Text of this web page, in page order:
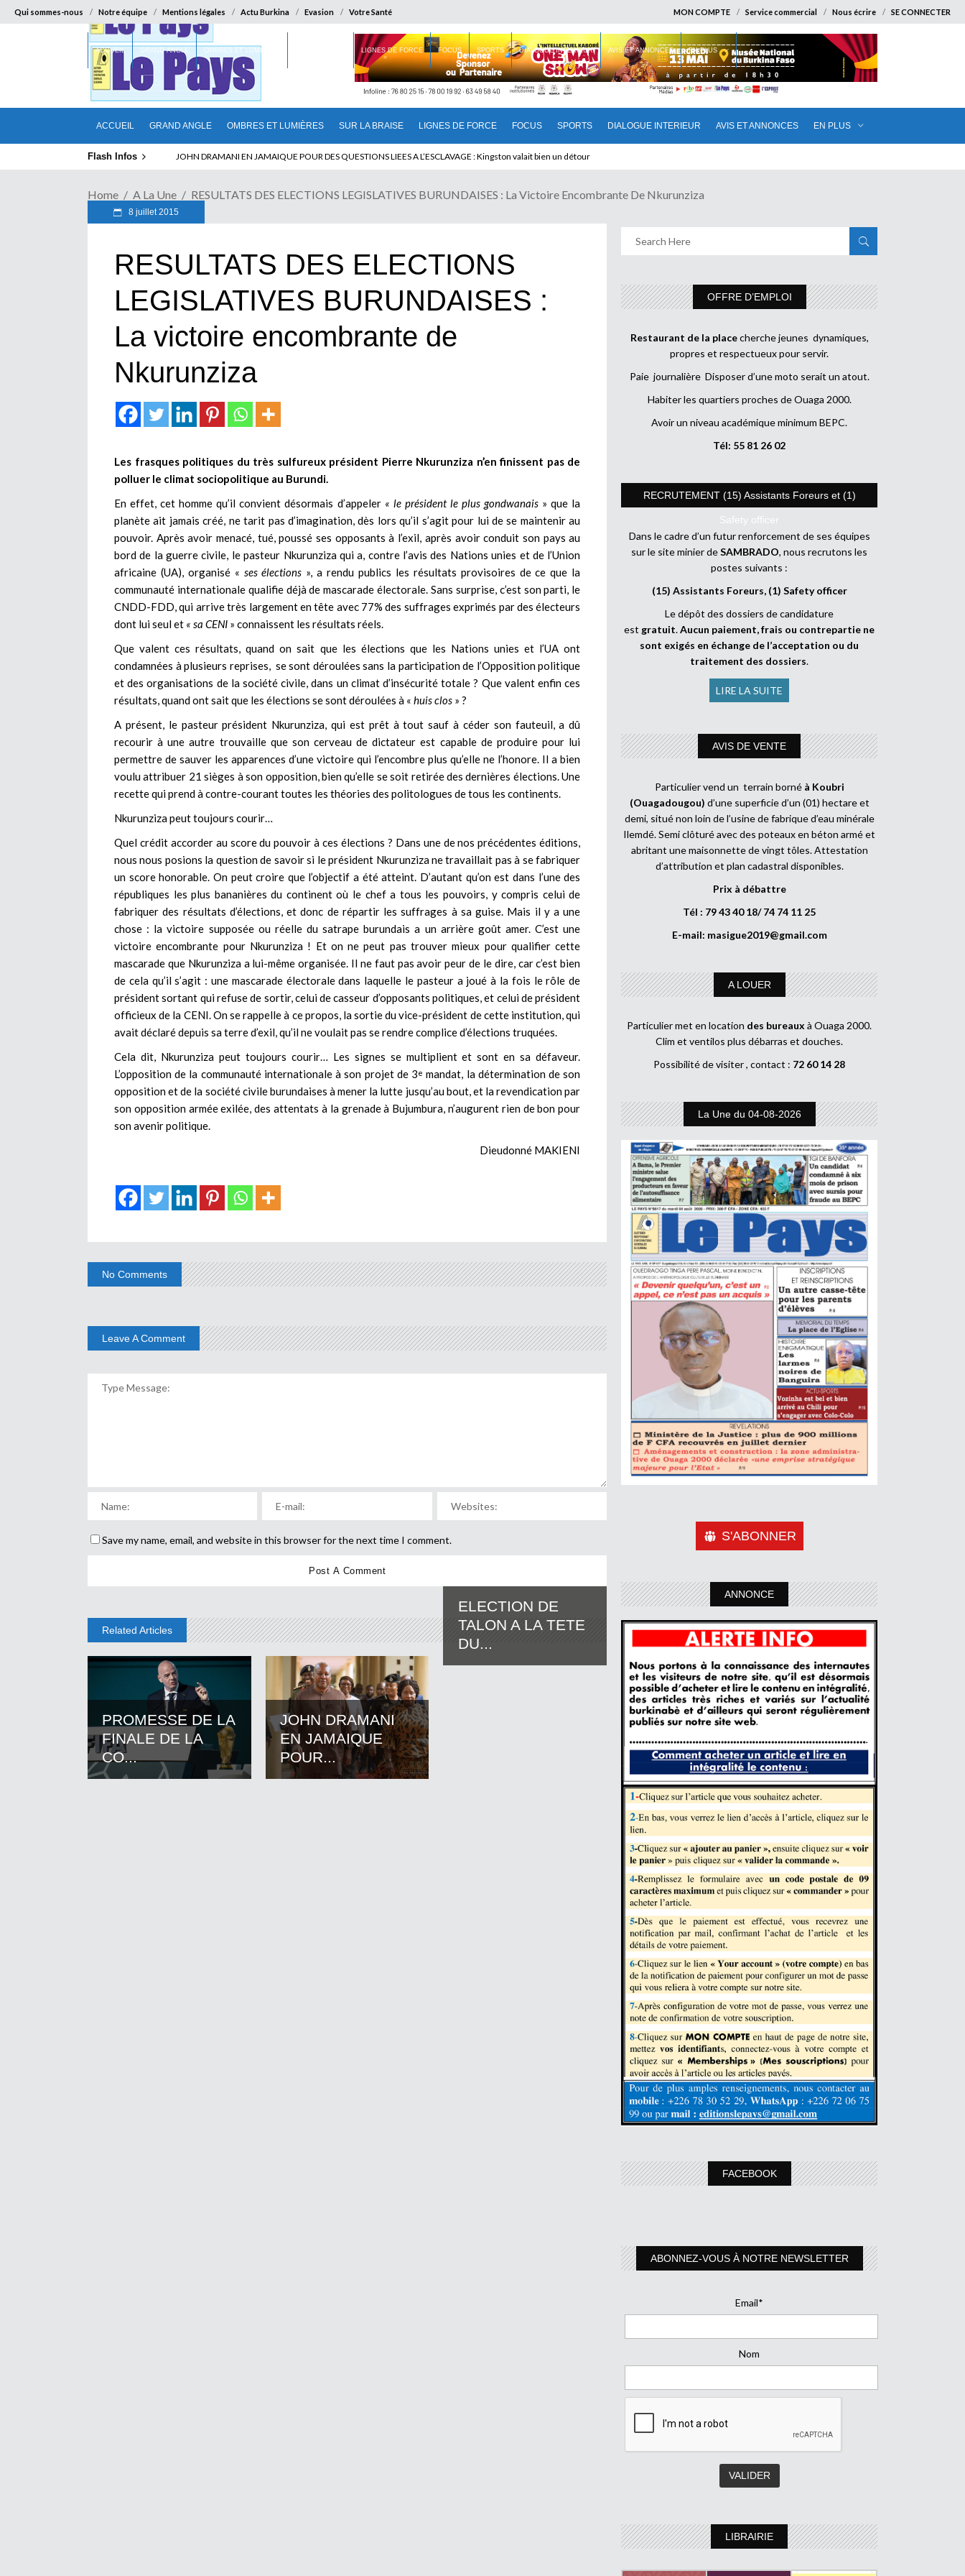
Qui sommes-nous Notre équipe Mentions légales Actu Burkina Evasion Votre Santé MON COMPTE Service commercial Nous écrire SE CONNECTER
ACCUEIL GRAND ANGLE OMBRES ET LUMIÈRES SUR LA BRAISE LIGNES DE FORCE FOCUS SPORTS DIALOGUE INTERIEUR AVIS ET ANNONCES EN PLUS
ACCUEIL GRAND ANGLE OMBRES ET LUMIÈRES LIGNES DE FORCE FOCUS SPORTS DIALOGUE INTERIEUR AVIS ET ANNONCES EN PLUS
Flash Infos ELECTION DE TALON A LA TETE DU SENAT BENINOIS : Quand Patrice quitte le pouvoir sans partir !
Home A La Une RESULTATS DES ELECTIONS LEGISLATIVES BURUNDAISES : La Victoire Encombrante De Nkurunziza
8 juillet 2015
RESULTATS DES ELECTIONS
LEGISLATIVES BURUNDAISES :
La victoire encombrante de
Nkurunziza
Les frasques politiques du très sulfureux président Pierre Nkurunziza n’en finissent pas de
polluer le climat sociopolitique au Burundi.
En effet, cet homme qu’il convient désormais d’appeler « le président le plus gondwanais » que la
planète ait jamais créé, ne tarit pas d’imagination, dès lors qu’il s’agit pour lui de se maintenir au
pouvoir. Après avoir menacé, tué, poussé ses opposants à l’exil, après avoir conduit son pays au
bord de la guerre civile, le pasteur Nkurunziza qui a, contre l’avis des Nations unies et de l’Union
africaine (UA), organisé « ses élections », a rendu publics les résultats provisoires de ce que la
communauté internationale qualifie déjà de mascarade électorale. Sans surprise, c’est son parti, le
CNDD-FDD, qui arrive très largement en tête avec 77% des suffrages exprimés par des électeurs
dont lui seul et « sa CENI » connaissent les résultats réels.
Que valent ces résultats, quand on sait que les élections que les Nations unies et l’UA ont
condamnées à plusieurs reprises, se sont déroulées sans la participation de l’Opposition politique
et des organisations de la société civile, dans un climat d’insécurité totale ? Que valent enfin ces
résultats, quand ont sait que les élections se sont déroulées à « huis clos » ?
A présent, le pasteur président Nkurunziza, qui est prêt à tout sauf à céder son fauteuil, a dû
recourir à une autre trouvaille que son cerveau de dictateur est capable de produire pour lui
permettre de sauver les apparences d’une victoire qui l’encombre plus qu’elle ne l’honore. Il a bien
voulu attribuer 21 sièges à son opposition, bien qu’elle se soit retirée des dernières élections. Une
recette qui prend à contre-courant toutes les théories des politologues de tous les continents.
Nkurunziza peut toujours courir…
Quel crédit accorder au score du pouvoir à ces élections ? Dans une de nos précédentes éditions,
nous nous posions la question de savoir si le président Nkurunziza ne travaillait pas à se fabriquer
un score honorable. On peut croire que l’objectif a été atteint. D’autant qu’on est dans l’une des
républiques les plus bananières du continent où le chef a tous les pouvoirs, y compris celui de
fabriquer des résultats d’élections, et donc de répartir les suffrages à sa guise. Mais il y a une
chose : la victoire supposée ou réelle du satrape burundais a un arrière goût amer. C’est une
victoire encombrante pour Nkurunziza ! Et on ne peut pas trouver mieux pour qualifier cette
mascarade que Nkurunziza a lui-même organisée. Il ne faut pas avoir peur de le dire, car c’est bien
de cela qu’il s’agit : une mascarade électorale dans laquelle le pasteur a joué à la fois le rôle de
président sortant qui refuse de sortir, celui de casseur d’opposants politiques, et celui de président
officieux de la CENI. On se rappelle à ce propos, la sortie du vice-président de cette institution, qui
avait déclaré depuis sa terre d’exil, qu’il ne voulait pas se rendre complice d’élections truquées.
Cela dit, Nkurunziza peut toujours courir… Les signes se multiplient et sont en sa défaveur.
L’opposition de la communauté internationale à son projet de 3e mandat, la détermination de son
opposition et de la société civile burundaises à mener la lutte jusqu’au bout, et la revendication par
son opposition armée exilée, des attentats à la grenade à Bujumbura, n’augurent rien de bon pour
son avenir politique.
Dieudonné MAKIENI
No Comments
Leave A Comment
Save my name, email, and website in this browser for the next time I comment.
Related Articles
PROMESSE DE LA
FINALE DE LA
CO...
JOHN DRAMANI
EN JAMAIQUE
POUR...
ELECTION DE
TALON A LA TETE
DU...
OFFRE D’EMPLOI
Restaurant de la placecherche jeunes dynamiques,
propres et respectueux pour servir.
Paie journalière Disposer d’une moto serait un atout.
Habiter les quartiers proches de Ouaga 2000.
Avoir un niveau académique minimum BEPC.
Tél: 55 81 26 02
RECRUTEMENT (15) Assistants Foreurs et (1)
Safety officer
Dans le cadre d’un futur renforcement de ses équipes
sur le site minier deSAMBRADO, nous recrutons les
postes suivants :
(15) Assistants Foreurs, (1) Safety officer
Le dépôt des dossiers de candidature
est gratuit.Aucun paiement, frais ou contrepartie ne
sont exigés en échange de l’acceptation ou du
traitement des dossiers.
LIRE LA SUITE
AVIS DE VENTE
Particulier vend un terrain borné à Koubri
(Ouagadougou) d’une superficie d’un (01) hectare et
demi, situé non loin de l’usine de fabrique d’eau minérale
Ilemdé. Semi clôturé avec des poteaux en béton armé et
abritant une maisonnette de vingt tôles. Attestation
d’attribution et plan cadastral disponibles.
Prix à débattre
Tél : 79 43 40 18/ 74 74 11 25
E-mail: masigue2019@gmail.com
A LOUER
Particulier met en location des bureaux à Ouaga 2000.
Clim et ventilos plus débarras et douches.
Possibilité de visiter , contact : 72 60 14 28
La Une du 04-08-2026
S'ABONNER
ANNONCE
FACEBOOK
ABONNEZ-VOUS À NOTRE NEWSLETTER
Email*
Nom
LIBRAIRIE